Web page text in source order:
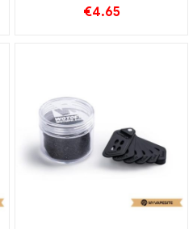
丨Egyedi
€4.65